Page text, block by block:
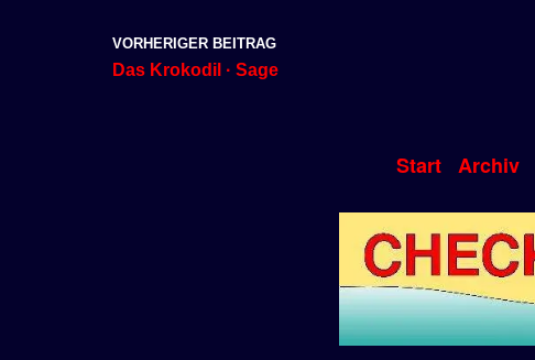
VORHERIGER BEITRAG
Das Krokodil · Sage
Start Archiv